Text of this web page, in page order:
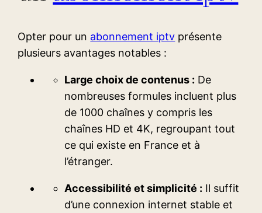
Opter pour un abonnement iptv présente
plusieurs avantages notables :
Large choix de contenus : De
nombreuses formules incluent plus
de 1000 chaînes y compris les
chaînes HD et 4K, regroupant tout
ce qui existe en France et à
l’étranger.
Accessibilité et simplicité : Il suffit
d’une connexion internet stable et